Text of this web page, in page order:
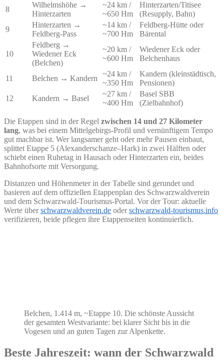
8
Wilhelmshöhe →
Hinterzarten
~24 km /
~650 Hm
Hinterzarten/Titisee
(Resupply, Bahn)
9
Hinterzarten →
Feldberg-Pass
~14 km /
~700 Hm
Feldberg-Hütte oder
Bärental
10
Feldberg →
Wiedener Eck
(Belchen)
~20 km /
~600 Hm
Wiedener Eck oder
Belchenhaus
11 Belchen → Kandern
~24 km /
~350 Hm
Kandern (kleinstädtisch,
Pensionen)
12
Kandern → Basel
~27 km /
~400 Hm
Basel SBB
(Zielbahnhof)
Die Etappen sind in der Regel zwischen 14 und 27 Kilometer
lang, was bei einem Mittelgebirgs-Profil und vernünftigem Tempo
gut machbar ist. Wer langsamer geht oder mehr Pausen einbaut,
splittet Etappe 5 (Alexanderschanze–Hark) in zwei Hälften oder
schiebt einen Ruhetag in Hausach oder Hinterzarten ein, beides
Bahnhofsorte mit Versorgung.
Distanzen und Höhenmeter in der Tabelle sind gerundet und
basieren auf dem offiziellen Etappenplan des Schwarzwaldverein
und dem Schwarzwald-Tourismus-Portal. Vor der Tour: aktuelle
Werte überschwarzwaldverein.de oderschwarzwald-tourismus.info
verifizieren, beide pflegen ihre Etappenseiten kontinuierlich.
Belchen, 1.414 m, ~Etappe 10. Die schönste Aussicht
der gesamten Westvariante: bei klarer Sicht bis in die
Vogesen und an guten Tagen zur Alpenkette.
Beste Jahreszeit: wann der Schwarzwald